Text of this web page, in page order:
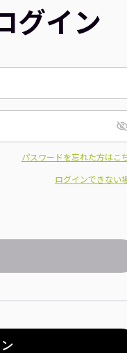
グイン
パスワードを忘れた方はこ
ログインできない